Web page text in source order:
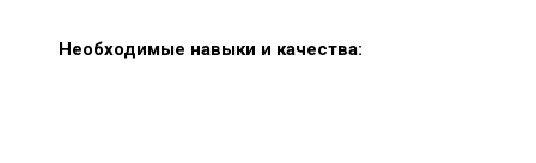
Необходимые навыки и качества: